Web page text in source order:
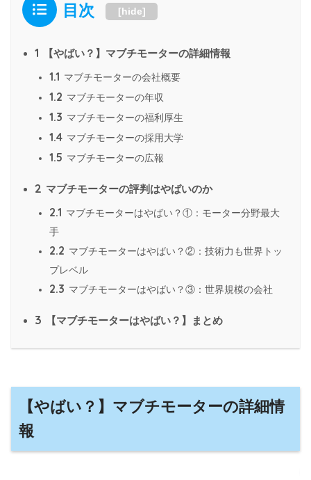
目次 [hide]
1 【やばい？】マブチモーターの詳細情報
1.1 マブチモーターの会社概要
1.2 マブチモーターの年収
1.3 マブチモーターの福利厚生
1.4 マブチモーターの採用大学
1.5 マブチモーターの広報
2 マブチモーターの評判はやばいのか
2.1 マブチモーターはやばい？①：モーター分野最大
手
2.2 マブチモーターはやばい？②：技術力も世界トッ
プレベル
2.3 マブチモーターはやばい？③：世界規模の会社
3 【マブチモーターはやばい？】まとめ
【やばい？】マブチモーターの詳細情
報